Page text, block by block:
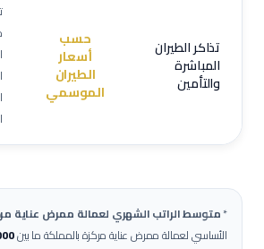
تذاكر الطيران
المباشرة
والتأمين
حسب
أسعار
الطيران
الموسمي
*متوسط الراتب الشهري لعمالة ممرض عناية
الأساسي لعمالةممرض عناية مركزةبالمملكة ما بين